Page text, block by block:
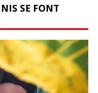
SE FONT